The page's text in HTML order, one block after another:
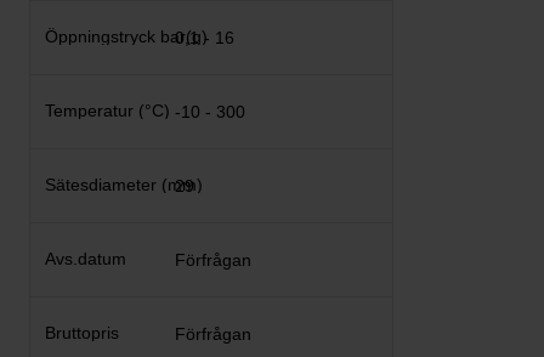
0,1 - 16
-10 - 300
29
Förfrågan
Förfrågan